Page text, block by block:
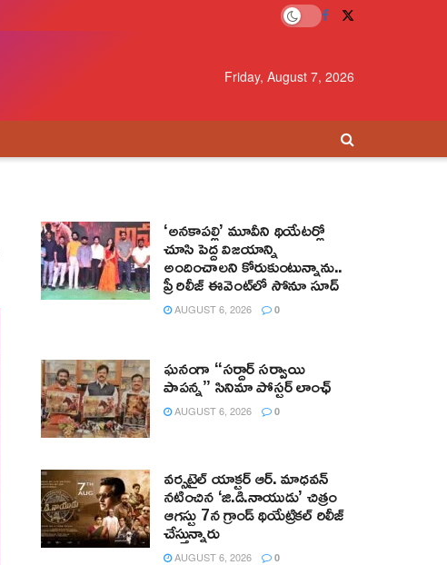
Friday, August 7, 2026
‘అనకాపల్లి’ మూవీని థియేటర్లో
చూసి పెద్ద విజయాన్ని
అందించాలని కోరుకుంటున్నాను..
ప్రీ రిలీజ్ ఈవెంట్‌లో సోనూ సూద్
AUGUST 6, 2026 0
ఘనంగా “సర్దార్ సర్వాయి
పాపన్న” సినిమా పోస్టర్ లాంఛ్
AUGUST 6, 2026 0
వర్సటైల్ యాక్టర్ ఆర్‌. మాధవన్‌
నటించిన ‘జి.డి.నాయుడు’ చిత్రం
ఆగస్టు 7న గ్రాండ్ థియేట్రికల్ రిలీజ్
చేస్తున్నారు
AUGUST 6, 2026 0